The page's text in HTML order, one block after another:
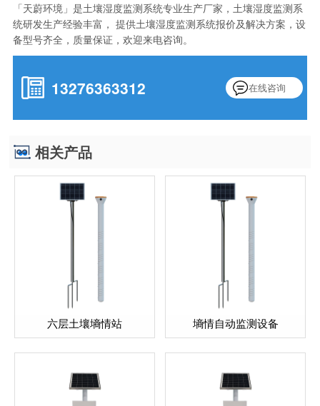
「天蔚环境」是土壤湿度监测系统专业生产厂家，土壤湿度监测系
统研发生产经验丰富， 提供土壤湿度监测系统报价及解决方案，设
备型号齐全，质量保证，欢迎来电咨询。
13276363312 在线咨询
相关产品
六层土壤墒情站 墒情自动监测设备